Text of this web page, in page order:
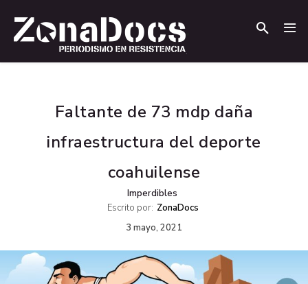
Faltante de 73 mdp daña
infraestructura del deporte
coahuilense
Imperdibles
Escrito por: ZonaDocs
3 mayo, 2021